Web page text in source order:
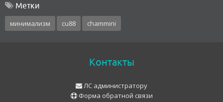
Метки
минимализм cu88 chammini
Контакты
ЛС администратору
Форма обратной связи